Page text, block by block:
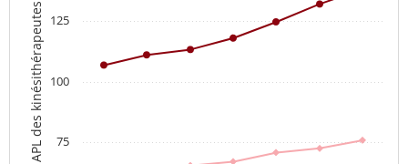
APL des kinésithérapeutes 75
100
125